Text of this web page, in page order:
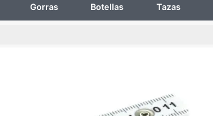
Gorras Botellas Tazas